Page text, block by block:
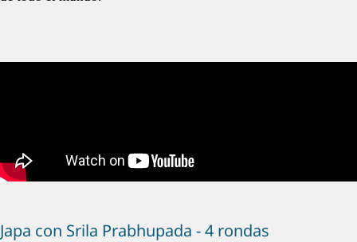
Japa con Srila Prabhupada - 4 rondas